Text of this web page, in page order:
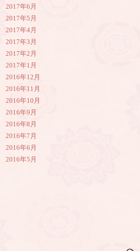
2017年6月
2017年5月
2017年4月
2017年3月
2017年2月
2017年1月
2016年12月
2016年11月
2016年10月
2016年9月
2016年8月
2016年7月
2016年6月
2016年5月